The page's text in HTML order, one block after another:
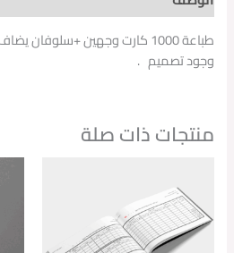
وجود تصميم .
منتجات ذات صلة